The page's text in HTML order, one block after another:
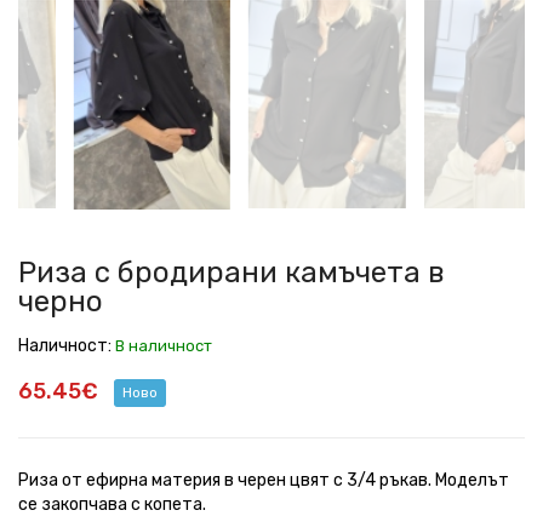
бродирани
камъчета
с
бродирани
камъчета
черно
бродирани
камъчета
бродирани
камъчета
бродирани
камъчета
бродирани
камъчета
с
бродирани
камъчета
черно
Риза с бродирани камъчета в
черно
Наличност: В наличност
65.45€ Ново
Риза от ефирна материя в черен цвят с 3/4 ръкав. Моделът
се закопчава с копета.